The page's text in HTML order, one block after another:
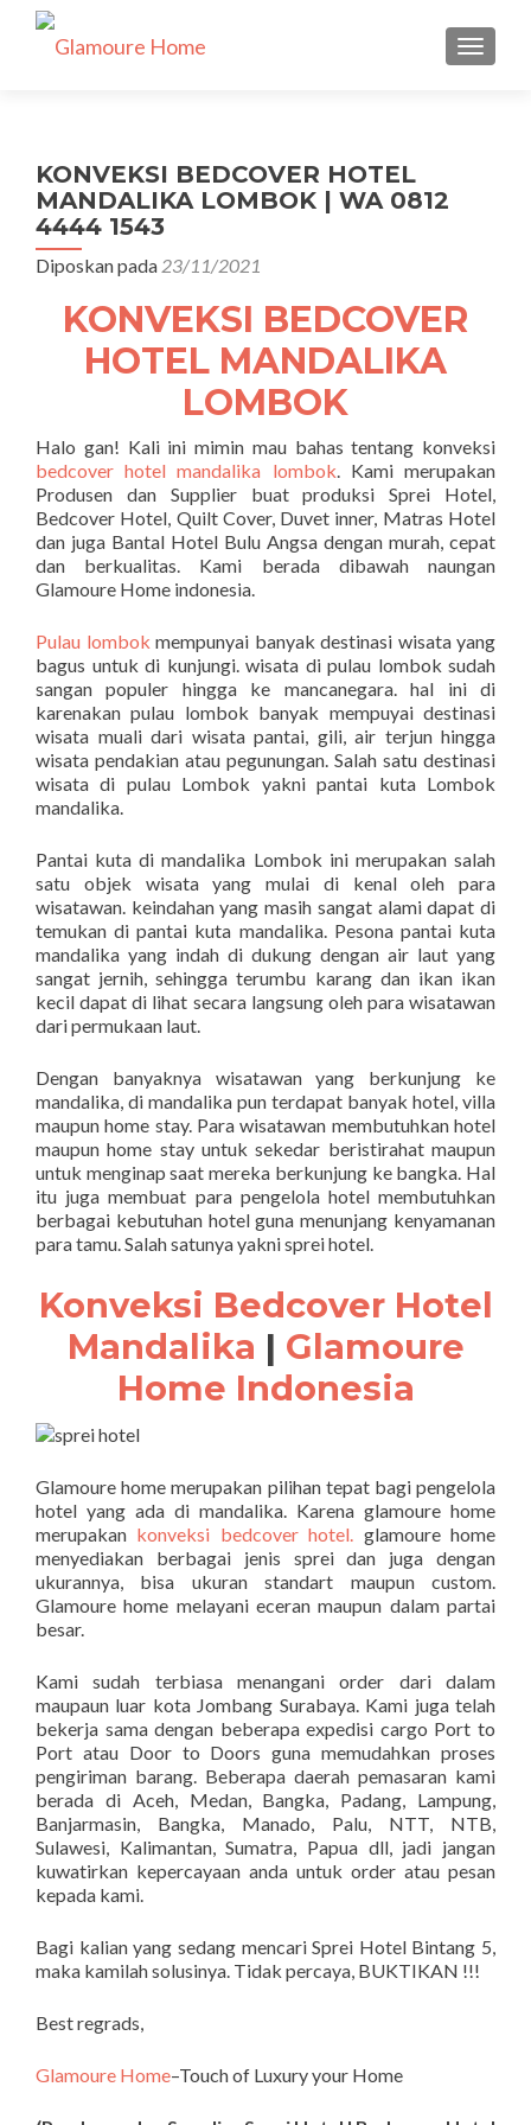
TUKAR
KONVEKSI BEDCOVER HOTEL
MANDALIKA LOMBOK | WA 0812
4444 1543
Diposkan pada 23/11/2021
KONVEKSI BEDCOVER
HOTEL MANDALIKA
LOMBOK
Halo gan! Kali ini mimin mau bahas tentang konveksi
bedcover hotel mandalika lombok. Kami merupakan
Produsen dan Supplier buat produksi Sprei Hotel,
Bedcover Hotel, Quilt Cover, Duvet inner, Matras Hotel
dan juga Bantal Hotel Bulu Angsa dengan murah, cepat
dan berkualitas. Kami berada dibawah naungan
Glamoure Home indonesia.
Pulau lombok mempunyai banyak destinasi wisata yang
bagus untuk di kunjungi. wisata di pulau lombok sudah
sangan populer hingga ke mancanegara. hal ini di
karenakan pulau lombok banyak mempuyai destinasi
wisata muali dari wisata pantai, gili, air terjun hingga
wisata pendakian atau pegunungan. Salah satu destinasi
wisata di pulau Lombok yakni pantai kuta Lombok
mandalika.
Pantai kuta di mandalika Lombok ini merupakan salah
satu objek wisata yang mulai di kenal oleh para
wisatawan. keindahan yang masih sangat alami dapat di
temukan di pantai kuta mandalika. Pesona pantai kuta
mandalika yang indah di dukung dengan air laut yang
sangat jernih, sehingga terumbu karang dan ikan ikan
kecil dapat di lihat secara langsung oleh para wisatawan
dari permukaan laut.
Dengan banyaknya wisatawan yang berkunjung ke
mandalika, di mandalika pun terdapat banyak hotel, villa
maupun home stay. Para wisatawan membutuhkan hotel
maupun home stay untuk sekedar beristirahat maupun
untuk menginap saat mereka berkunjung ke bangka. Hal
itu juga membuat para pengelola hotel membutuhkan
berbagai kebutuhan hotel guna menunjang kenyamanan
para tamu. Salah satunya yakni sprei hotel.
Konveksi Bedcover Hotel
Mandalika | Glamoure
Home Indonesia
Glamoure home merupakan pilihan tepat bagi pengelola
hotel yang ada di mandalika. Karena glamoure home
merupakan konveksi bedcover hotel. glamoure home
menyediakan berbagai jenis sprei dan juga dengan
ukurannya, bisa ukuran standart maupun custom.
Glamoure home melayani eceran maupun dalam partai
besar.
Kami sudah terbiasa menangani order dari dalam
maupaun luar kota Jombang Surabaya. Kami juga telah
bekerja sama dengan beberapa expedisi cargo Port to
Port atau Door to Doors guna memudahkan proses
pengiriman barang. Beberapa daerah pemasaran kami
berada di Aceh, Medan, Bangka, Padang, Lampung,
Banjarmasin, Bangka, Manado, Palu, NTT, NTB,
Sulawesi, Kalimantan, Sumatra, Papua dll, jadi jangan
kuwatirkan kepercayaan anda untuk order atau pesan
kepada kami.
Bagi kalian yang sedang mencari Sprei Hotel Bintang 5,
maka kamilah solusinya. Tidak percaya, BUKTIKAN !!!
Best regrads,
Glamoure Home–Touch of Luxury your Home